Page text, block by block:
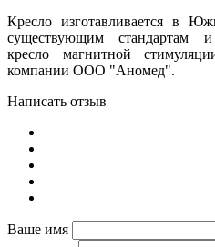
Кресло изготавливается в
существующим стандартам
кресло магнитной
компании ООО "Аномед".
Написать отзыв
Ваше имя